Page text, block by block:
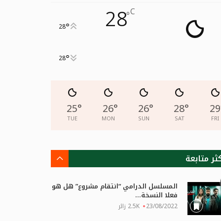
28°C
28°
28°
29
FRI
28°
SAT
26°
SUN
26°
MON
25°
TUE
متابعة
المسلسل الدرامي “انتقام مشروع” هل هو
فعلا النسخة...
23/08/2022 2.5K زائر